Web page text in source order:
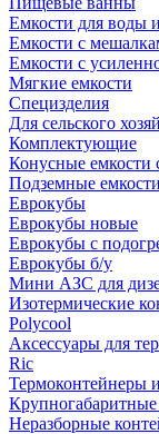
Емкости для воды
Емкости с
Емкости с
Мягкие емкости
Специзделия
Для сельского
Комплектующие
Конусные
Подземные емкости
Еврокубы
Еврокубы новые
Еврокубы с
Еврокубы б/у
Мини АЗС для
Изотермические
Polycool
Аксессуары для
Ric
Термоконтейнеры
Неразборные